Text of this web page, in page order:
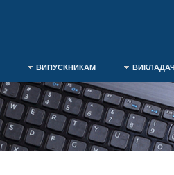
ВИПУСКНИКАМ